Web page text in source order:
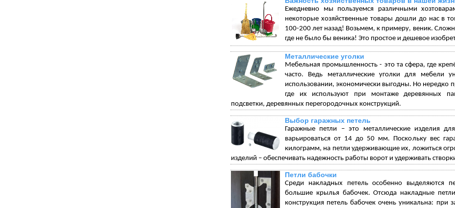
Ежедневно мы пользуемся различными
некоторые хозяйственные товары дошли до нас в
100-200 лет назад! Возьмем, к примеру, веник.
где не было бы веника! Это простое и дешевое
Металлические уголки
Мебельная промышленность - это та сфера, где
часто. Ведь металлические уголки для мебели
использовании, экономически выгодны. Но нередко
где их используют при монтаже деревянных
подсветки, деревянных перегородочных конструкций.
Выбор гаражных петель
Гаражные петли – это металлические изделия
варьироваться от 14 до 50 мм. Поскольку вес
килограмм, на петли удерживающие их, ложиться
изделий – обеспечивать надежность работы ворот и удерживать
Петли бабочки
Среди накладных петель особенно выделяются
большие крылья бабочек. Отсюда накладные
конструкция петель бабочек очень уникальна: при